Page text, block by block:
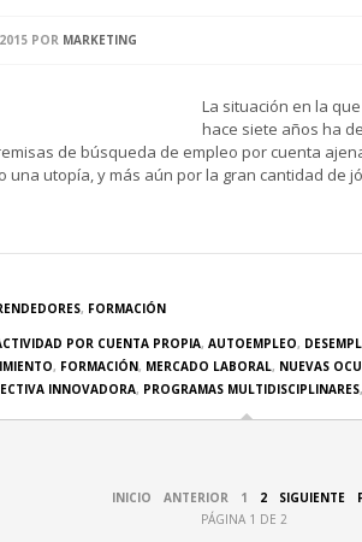
POR MARKETING
La situación en la
hace siete años ha
de búsqueda de empleo por cuenta
una utopía, y más aún por la gran cantidad de
, FORMACIÓN
POR CUENTA PROPIA, AUTOEMPLEO,
, FORMACIÓN, MERCADO LABORAL, NUEVAS
INNOVADORA, PROGRAMAS MULTIDISCIPLINARES
INICIO ANTERIOR 1 2 SIGUIENTE
PÁGINA 1 DE 2